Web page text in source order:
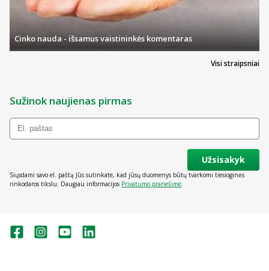
Visi straipsniai
Cinko nauda - išsamus vaistininkės komentaras
Sužinok naujienas pirmas
Užsisakyk
Siųsdami savo el. paštą Jūs sutinkate, kad jūsų duomenys būtų tvarkomi tiesioginės
rinkodaros tikslu. Daugiau informacijos Privatumo pranešime.